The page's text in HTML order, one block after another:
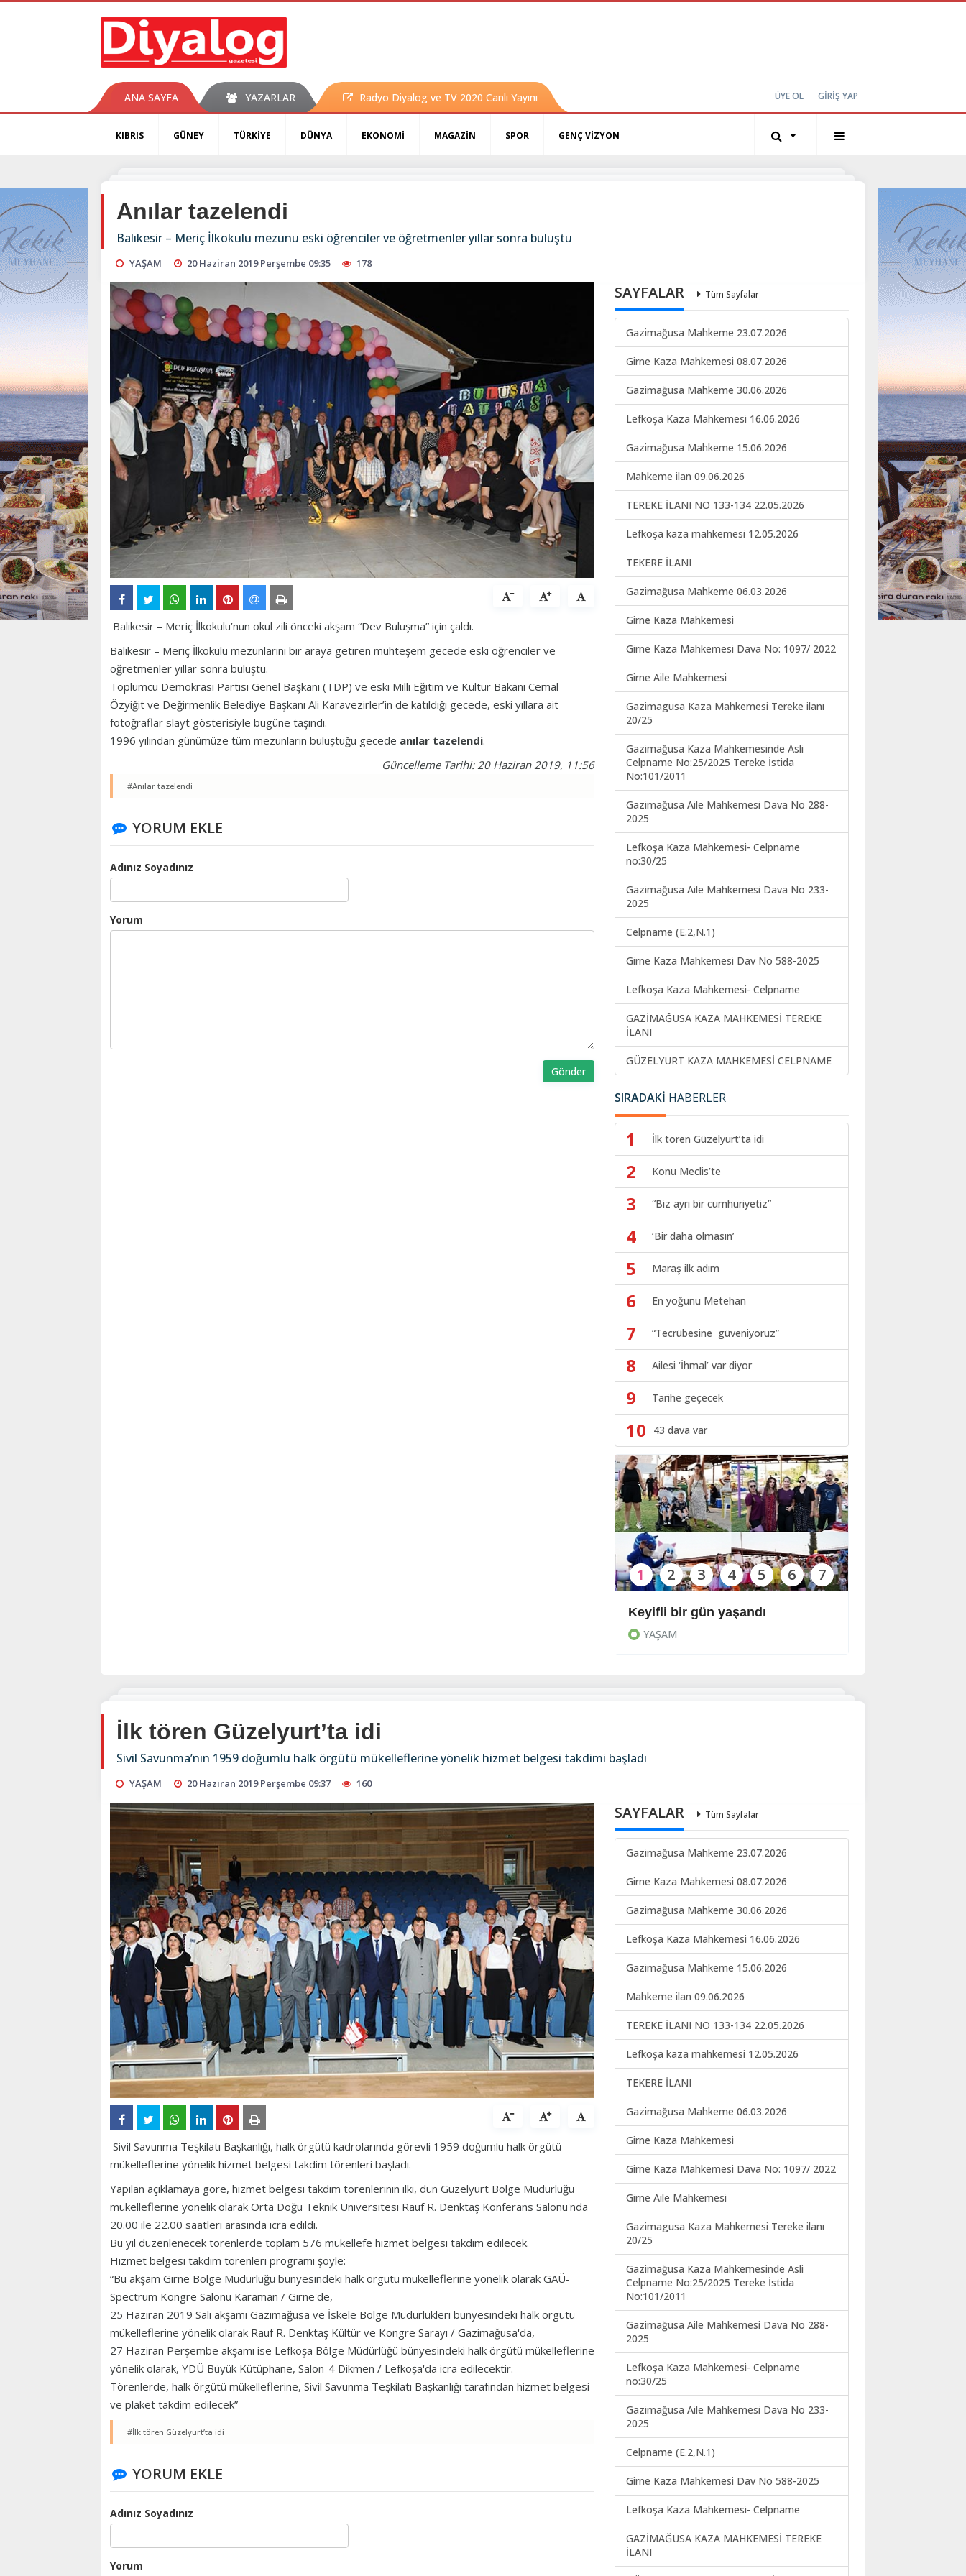
ANA SAYFA YAZARLAR Radyo Diyalog ve TV 2020 Canlı Yayını ÜYE OL GİRİŞ YAP
KIBRIS GÜNEY TÜRKİYE DÜNYA EKONOMİ MAGAZİN SPOR GENÇ VİZYON
Anılar tazelendi
Balıkesir – Meriç İlkokulu mezunu eski öğrenciler ve öğretmenler yıllar sonra buluştu
YAŞAM 20 Haziran 2019 Perşembe 09:35 178
Balıkesir – Meriç İlkokulu’nun okul zili önceki akşam “Dev Buluşma” için çaldı.
Balıkesir – Meriç İlkokulu mezunlarını bir araya getiren muhteşem gecede eski öğrenciler ve
öğretmenler yıllar sonra buluştu.
Toplumcu Demokrasi Partisi Genel Başkanı (TDP) ve eski Milli Eğitim ve Kültür Bakanı Cemal
Özyiğit ve Değirmenlik Belediye Başkanı Ali Karavezirler’in de katıldığı gecede, eski yıllara ait
fotoğraflar slayt gösterisiyle bugüne taşındı.
1996 yılından günümüze tüm mezunların buluştuğu gecede anılar tazelendi.
Güncelleme Tarihi: 20 Haziran 2019, 11:56
#Anılar tazelendi
YORUM EKLE
Adınız Soyadınız
Yorum
Gönder
SAYFALAR Tüm Sayfalar
Gazimağusa Mahkeme 23.07.2026
Girne Kaza Mahkemesi 08.07.2026
Gazimağusa Mahkeme 30.06.2026
Lefkoşa Kaza Mahkemesi 16.06.2026
Gazimağusa Mahkeme 15.06.2026
Mahkeme ilan 09.06.2026
TEREKE İLANI NO 133-134 22.05.2026
Lefkoşa kaza mahkemesi 12.05.2026
TEKERE İLANI
Gazimağusa Mahkeme 06.03.2026
Girne Kaza Mahkemesi
Girne Kaza Mahkemesi Dava No: 1097/ 2022
Girne Aile Mahkemesi
Gazimagusa Kaza Mahkemesi Tereke ilanı
20/25
Gazimağusa Kaza Mahkemesinde Asli
Celpname No:25/2025 Tereke İstida
No:101/2011
Gazimağusa Aile Mahkemesi Dava No 288-
2025
Lefkoşa Kaza Mahkemesi- Celpname
no:30/25
Gazimağusa Aile Mahkemesi Dava No 233-
2025
Celpname (E.2,N.1)
Girne Kaza Mahkemesi Dav No 588-2025
Lefkoşa Kaza Mahkemesi- Celpname
GAZİMAĞUSA KAZA MAHKEMESİ TEREKE
İLANI
GÜZELYURT KAZA MAHKEMESİ CELPNAME
SIRADAKİ HABERLER
1 İlk tören Güzelyurt’ta idi
2 Konu Meclis’te
3 “Biz ayrı bir cumhuriyetiz”
4 ‘Bir daha olmasın’
5 Maraş ilk adım
6 En yoğunu Metehan
7 “Tecrübesine güveniyoruz”
8 Ailesi ‘İhmal’ var diyor
9 Tarihe geçecek
10 43 dava var
Keyifli bir gün yaşandı
YAŞAM
1 2 3 4 5 6 7
İlk tören Güzelyurt’ta idi
Sivil Savunma’nın 1959 doğumlu halk örgütü mükelleflerine yönelik hizmet belgesi takdimi başladı
YAŞAM 20 Haziran 2019 Perşembe 09:37 160
Sivil Savunma Teşkilatı Başkanlığı, halk örgütü kadrolarında görevli 1959 doğumlu halk örgütü
mükelleflerine yönelik hizmet belgesi takdim törenleri başladı.
Yapılan açıklamaya göre, hizmet belgesi takdim törenlerinin ilki, dün Güzelyurt Bölge Müdürlüğü
mükelleflerine yönelik olarak Orta Doğu Teknik Üniversitesi Rauf R. Denktaş Konferans Salonu'nda
20.00 ile 22.00 saatleri arasında icra edildi.
Bu yıl düzenlenecek törenlerde toplam 576 mükellefe hizmet belgesi takdim edilecek.
Hizmet belgesi takdim törenleri programı şöyle:
“Bu akşam Girne Bölge Müdürlüğü bünyesindeki halk örgütü mükelleflerine yönelik olarak GAÜ-
Spectrum Kongre Salonu Karaman / Girne'de,
25 Haziran 2019 Salı akşamı Gazimağusa ve İskele Bölge Müdürlükleri bünyesindeki halk örgütü
mükelleflerine yönelik olarak Rauf R. Denktaş Kültür ve Kongre Sarayı / Gazimağusa'da,
27 Haziran Perşembe akşamı ise Lefkoşa Bölge Müdürlüğü bünyesindeki halk örgütü mükelleflerine
yönelik olarak, YDÜ Büyük Kütüphane, Salon-4 Dikmen / Lefkoşa'da icra edilecektir.
Törenlerde, halk örgütü mükelleflerine, Sivil Savunma Teşkilatı Başkanlığı tarafından hizmet belgesi
ve plaket takdim edilecek”
#İlk tören Güzelyurt’ta idi
YORUM EKLE
Adınız Soyadınız
Yorum
SAYFALAR Tüm Sayfalar
Gazimağusa Mahkeme 23.07.2026
Girne Kaza Mahkemesi 08.07.2026
Gazimağusa Mahkeme 30.06.2026
Lefkoşa Kaza Mahkemesi 16.06.2026
Gazimağusa Mahkeme 15.06.2026
Mahkeme ilan 09.06.2026
TEREKE İLANI NO 133-134 22.05.2026
Lefkoşa kaza mahkemesi 12.05.2026
TEKERE İLANI
Gazimağusa Mahkeme 06.03.2026
Girne Kaza Mahkemesi
Girne Kaza Mahkemesi Dava No: 1097/ 2022
Girne Aile Mahkemesi
Gazimagusa Kaza Mahkemesi Tereke ilanı
20/25
Gazimağusa Kaza Mahkemesinde Asli
Celpname No:25/2025 Tereke İstida
No:101/2011
Gazimağusa Aile Mahkemesi Dava No 288-
2025
Lefkoşa Kaza Mahkemesi- Celpname
no:30/25
Gazimağusa Aile Mahkemesi Dava No 233-
2025
Celpname (E.2,N.1)
Girne Kaza Mahkemesi Dav No 588-2025
Lefkoşa Kaza Mahkemesi- Celpname
GAZİMAĞUSA KAZA MAHKEMESİ TEREKE
İLANI